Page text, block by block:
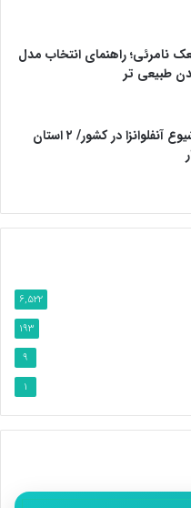
نامرئی؛ راهنمای انتخاب مدل
طبیعی تر
آخرین وضعیت شیوع آنفلوانزا در کشور/ ۲ استان
6,522
193
9
1